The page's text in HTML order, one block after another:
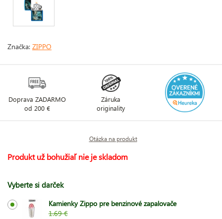
Značka: ZIPPO
Doprava ZADARMO
od 200 €
Záruka
originality
Otázka na produkt
Produkt už bohužiaľ nie je skladom
Vyberte si darček
Kamienky Zippo pre benzinové zapalovače
1.69 €